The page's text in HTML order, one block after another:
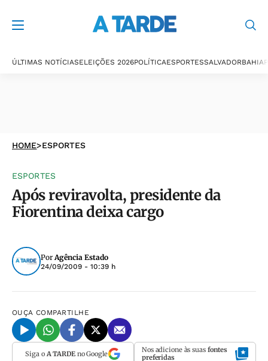
ÚLTIMAS NOTÍCIASELEIÇÕES 2026POLÍTICAESPORTESSALVADORBAHIA
HOME>ESPORTES
ESPORTES
Após reviravolta, presidente da
Fiorentina deixa cargo
PorAgência Estado
24/09/2009 - 10:39 h
OUÇA COMPARTILHE
Siga o A TARDEno Google Nos adicione às suas fontes
preferidas